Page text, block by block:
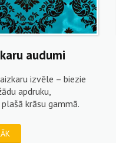
audumi
izvēle – biezie
apdruku,
krāsu gammā.